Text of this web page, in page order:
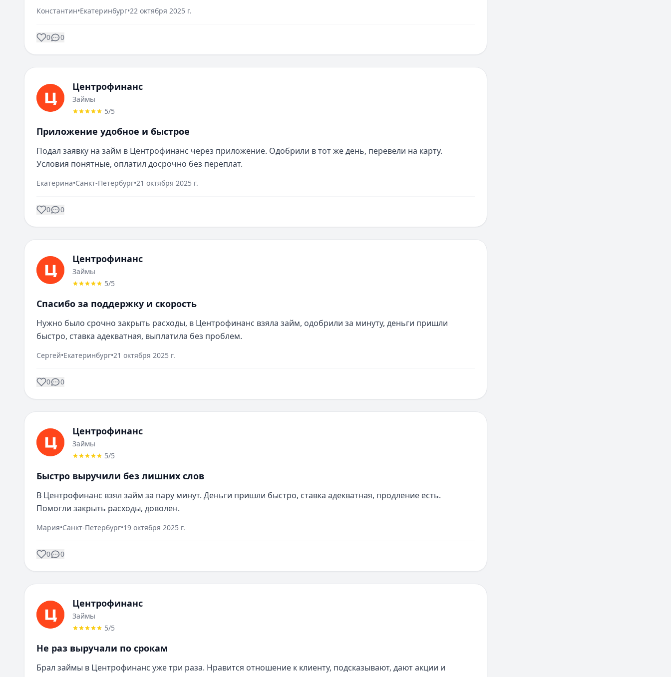
Константин•Екатеринбург•22 октября 2025 г.
0 0
Центрофинанс
Займы
5/5
Приложение удобное и быстрое
Подал заявку на займ в Центрофинанс через приложение. Одобрили в тот же день, перевели на карту.
Условия понятные, оплатил досрочно без переплат.
Екатерина•Санкт-Петербург•21 октября 2025 г.
0 0
Центрофинанс
Займы
5/5
Спасибо за поддержку и скорость
Нужно было срочно закрыть расходы, в Центрофинанс взяла займ, одобрили за минуту, деньги пришли
быстро, ставка адекватная, выплатила без проблем.
Сергей•Екатеринбург•21 октября 2025 г.
0 0
Центрофинанс
Займы
5/5
Быстро выручили без лишних слов
В Центрофинанс взял займ за пару минут. Деньги пришли быстро, ставка адекватная, продление есть.
Помогли закрыть расходы, доволен.
Мария•Санкт-Петербург•19 октября 2025 г.
0 0
Центрофинанс
Займы
5/5
Не раз выручали по срокам
Брал займы в Центрофинанс уже три раза. Нравится отношение к клиенту, подсказывают, дают акции и